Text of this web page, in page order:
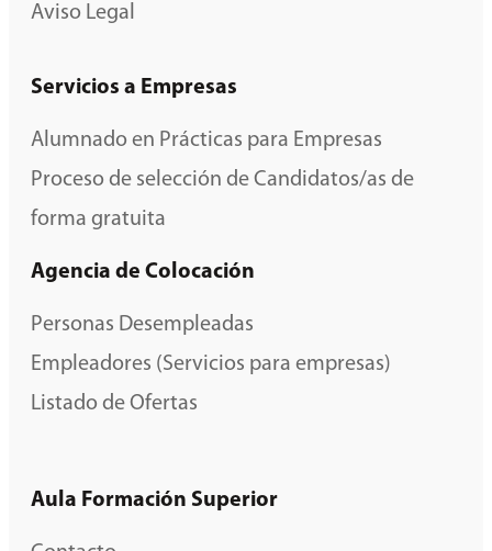
Aviso Legal
Servicios a Empresas
Alumnado en Prácticas para Empresas
Proceso de selección de Candidatos/as de
forma gratuita
Agencia de Colocación
Personas Desempleadas
Empleadores (Servicios para empresas)
Listado de Ofertas
Aula Formación Superior